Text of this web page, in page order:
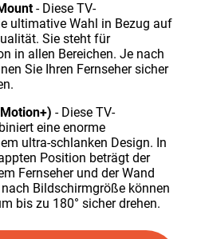
- Diese TV-
ultimative Wahl in Bezug auf
Sie steht für
in allen Bereichen. Je nach
Sie Ihren Fernseher sicher
- Diese TV-
eine enorme
ultra-schlanken Design. In
Position beträgt der
Fernseher und der Wand
Bildschirmgröße können
bis zu 180° sicher drehen.